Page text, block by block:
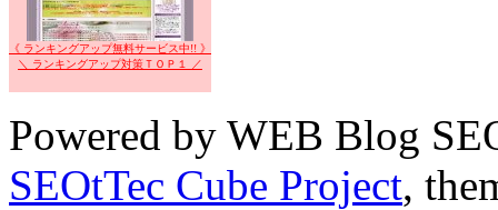
《 ランキングアップ無料サービス中!! 》
＼ ランキングアップ対策ＴＯＰ１ ／
Powered by WEB Blog
SEOtTec Cube Project,